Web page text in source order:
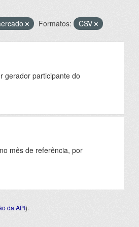
Formatos: CSV
gerador participante do
mês de referência, por
da API).